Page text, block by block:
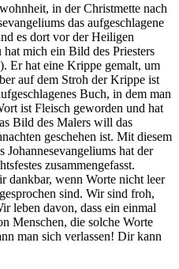
in der Christmette nach
das aufgeschlagene
es dort vor der Heiligen
mich ein Bild des Priesters
Er hat eine Krippe gemalt, um
auf dem Stroh der Krippe ist
Buch, in dem man
ist Fleisch geworden und hat
Bild des Malers will das
geschehen ist. Mit diesem
Johannesevangeliums hat der
zusammengefasst.
dankbar, wenn Worte nicht leer
sind. Wir sind froh,
leben davon, dass ein einmal
Menschen, die solche Worte
man sich verlassen! Dir kann